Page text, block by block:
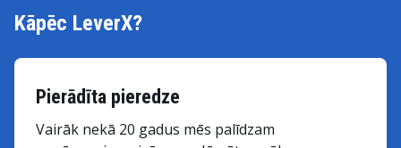
Kāpēc LeverX?
Pierādīta pieredze
Vairāk nekā 20 gadus mēs palīdzam